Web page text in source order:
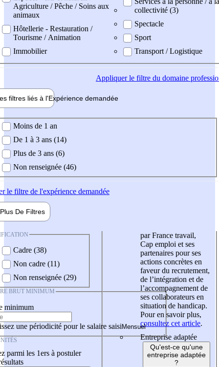
Agriculture / Pêche / Soins aux
animaux
Hôtellerie - Restauration /
Tourisme / Animation
Immobilier
collectivité (3)
Spectacle
Sport
Transport / Logistique
Appliquerle filtre du domaine
filtres liés à l'Expérience demandée
demandée
Moins de 1 an
De 1 à 3 ans (14)
Plus de 3 ans (6)
Non renseignée (46)
le filtre de l'expérience demandée
Plus De Filtres
Cadre (38)
Non cadre (11)
Non renseignée (29)
BRUT MINIMUM
minimum
une périodicité pour le salaire saisi
parmi les 1ers à postuler
par France travail,
Cap emploi et ses
partenaires pour ses
actions concrètes en
faveur du recrutement,
de l’intégration et de
l’accompagnement de
ses collaborateurs en
situation de handicap.
Pour en savoir plus,
consultez cet article.
Entreprise adaptée
Qu'est-ce qu'une
entreprise adaptée
?